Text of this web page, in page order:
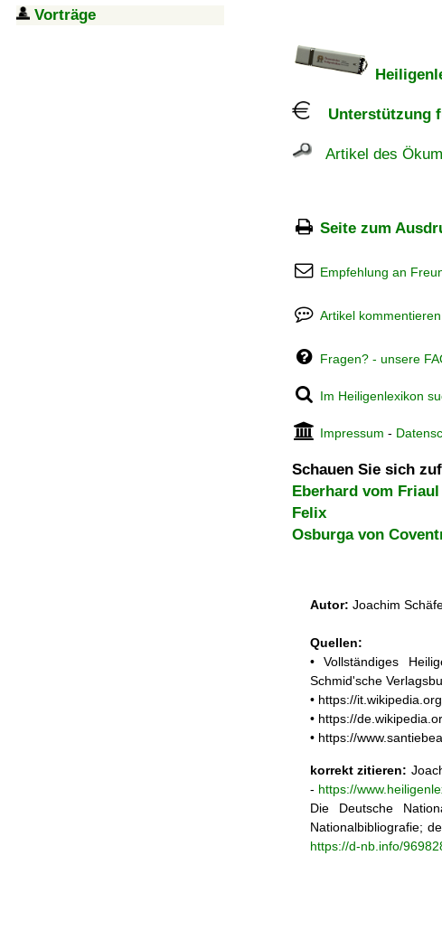
Vorträge
Unterstützung
Artikel des
Seite zum
Empfehlung an
Artikel
Fragen? - unsere
Im Heiligenlexikon
Impressum -
Schauen Sie sich
Eberhard vom Friaul
Felix
Osburga von
Autor: Joachim
Quellen:
• Vollständiges
Schmid'sche
• https://
• https://
• https://
korrekt zitieren:
- https://
Die Deutsche
Nationalbibliografie;
https://d-nb.info/